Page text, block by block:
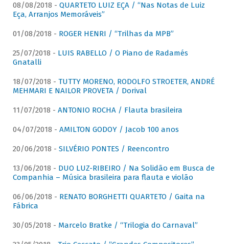
08/08/2018 - QUARTETO LUIZ EÇA / “Nas Notas de Luiz
Eça, Arranjos Memoráveis”
01/08/2018 - ROGER HENRI / “Trilhas da MPB”
25/07/2018 - LUIS RABELLO / O Piano de Radamés
Gnatalli
18/07/2018 - TUTTY MORENO, RODOLFO STROETER, ANDRÉ
MEHMARI E NAILOR PROVETA / Dorival
11/07/2018 - ANTONIO ROCHA / Flauta brasileira
04/07/2018 - AMILTON GODOY / Jacob 100 anos
20/06/2018 - SILVÉRIO PONTES / Reencontro
13/06/2018 - DUO LUZ-RIBEIRO / Na Solidão em Busca de
Companhia – Música brasileira para flauta e violão
06/06/2018 - RENATO BORGHETTI QUARTETO / Gaita na
Fábrica
30/05/2018 - Marcelo Bratke / “Trilogia do Carnaval”